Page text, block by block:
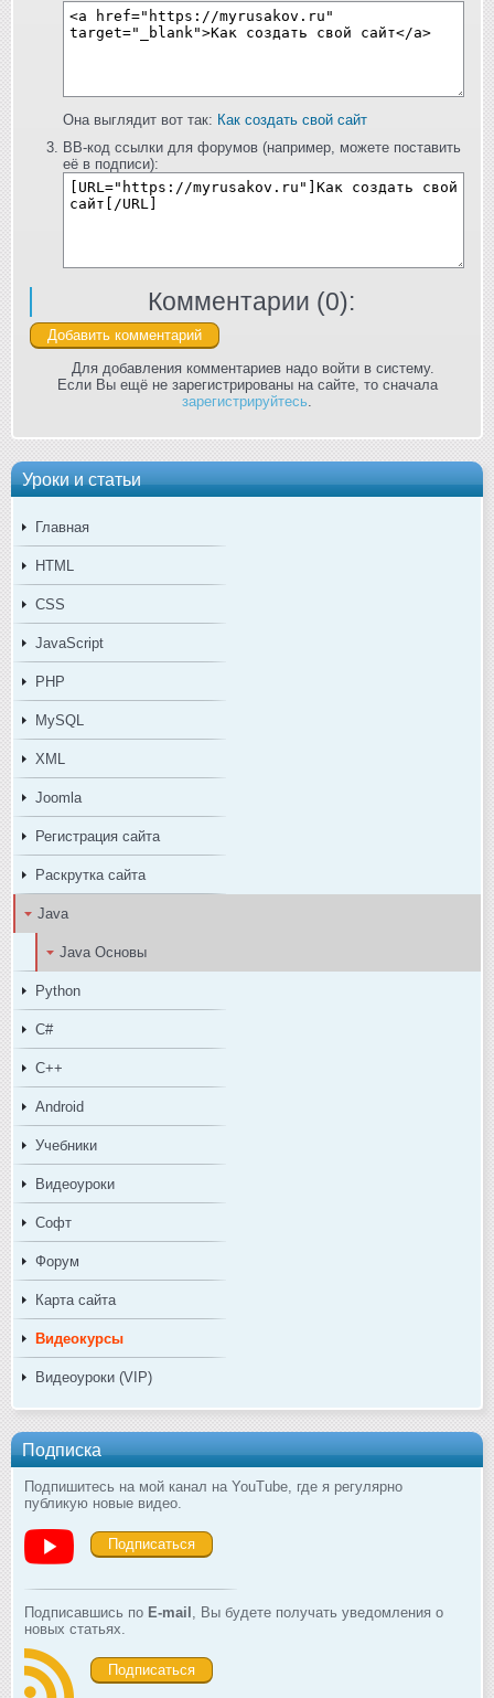
Уроки и статьи
Главная
HTML
CSS
JavaScript
PHP
MySQL
XML
Joomla
Регистрация сайта
Раскрутка сайта
Java
Java Основы
Python
C#
C++
Android
Учебники
Видеоуроки
Софт
Форум
Карта сайта
Видеокурсы
Видеоуроки (VIP)
Подписка
Подпишитесь на мой канал на YouTube, где я регулярно
публикую новые видео.
Подписаться
Подписавшись по E-mail , Вы будете получать уведомления о
новых статьях.
Подписаться
Она выглядит вот так: Как создать свой сайт
BB-код ссылки для форумов (например, можете поставить
её в подписи):
Комментарии (0):
Для добавления комментариев надо войти в систему.
Если Вы ещё не зарегистрированы на сайте, то сначала
зарегистрируйтесь